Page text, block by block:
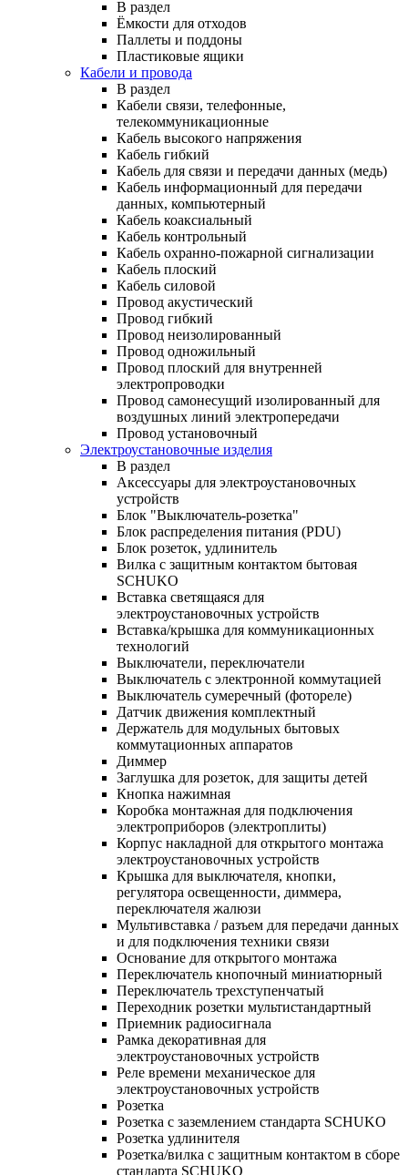
В раздел
Ёмкости для отходов
Паллеты и поддоны
Пластиковые ящики
Кабели и провода
В раздел
Кабели связи, телефонные,
телекоммуникационные
Кабель высокого напряжения
Кабель гибкий
Кабель для связи и передачи данных (медь)
Кабель информационный для передачи
данных, компьютерный
Кабель коаксиальный
Кабель контрольный
Кабель охранно-пожарной сигнализации
Кабель плоский
Кабель силовой
Провод акустический
Провод гибкий
Провод неизолированный
Провод одножильный
Провод плоский для внутренней
электропроводки
Провод самонесущий изолированный для
воздушных линий электропередачи
Провод установочный
Электроустановочные изделия
В раздел
Аксессуары для электроустановочных
устройств
Блок "Выключатель-розетка"
Блок распределения питания (PDU)
Блок розеток, удлинитель
Вилка с защитным контактом бытовая
SCHUKO
Вставка светящаяся для
электроустановочных устройств
Вставка/крышка для коммуникационных
технологий
Выключатели, переключатели
Выключатель с электронной коммутацией
Выключатель сумеречный (фотореле)
Датчик движения комплектный
Держатель для модульных бытовых
коммутационных аппаратов
Диммер
Заглушка для розеток, для защиты детей
Кнопка нажимная
Коробка монтажная для подключения
электроприборов (электроплиты)
Корпус накладной для открытого монтажа
электроустановочных устройств
Крышка для выключателя, кнопки,
регулятора освещенности, диммера,
переключателя жалюзи
Мультивставка / разъем для передачи данных
и для подключения техники связи
Основание для открытого монтажа
Переключатель кнопочный миниатюрный
Переключатель трехступенчатый
Переходник розетки мультистандартный
Приемник радиосигнала
Рамка декоративная для
электроустановочных устройств
Реле времени механическое для
электроустановочных устройств
Розетка
Розетка с заземлением стандарта SCHUKO
Розетка удлинителя
Розетка/вилка с защитным контактом в сборе
стандарта SCHUKO